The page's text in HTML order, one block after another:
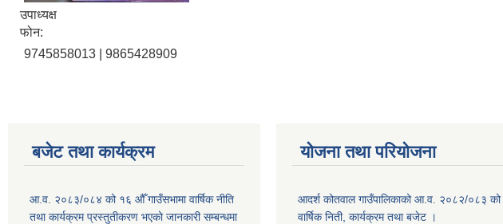
उपाध्यक्ष
फोन:
9745858013 | 9865428909
बजेट तथा कार्यक्रम
आ.व. २०८३/०८४ को १६ औँ गाउँसभामा वार्षिक नीति
तथा कार्यक्रम प्रस्तुतीकरण भएको जानकारी सम्बन्धमा
योजना तथा परियोजना
आदर्श कोतवाल गाउँपालिकाको आ.व. २०८२/०८३ को
वार्षिक निती, कार्यक्रम तथा बजेट ।